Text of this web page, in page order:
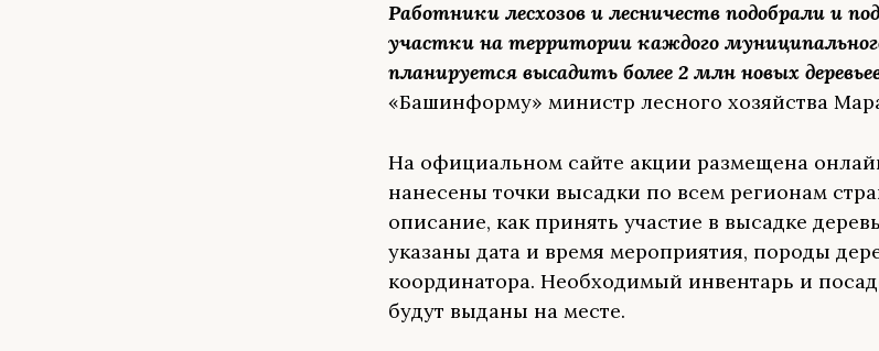
Работники лесхозов и лесничеств подобрали и
участки на территории каждого
планируется высадить более 2 млн новых
«Башинформу» министр лесного хозяйства
На официальном сайте акции размещена
нанесены точки высадки по всем регионам
описание, как принять участие в высадке
указаны дата и время мероприятия, породы
координатора. Необходимый инвентарь и
будут выданы на месте.